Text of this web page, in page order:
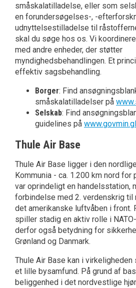
småskalatilladelse, eller som
en forundersøgelses-, -
udnyttelsestilladelse til
skal du søge hos os. Vi
med andre enheder, der støtter
myndighedsbehandlingen. Et
effektiv sagsbehandling.
Borger: Find
småskalatilladelser på
Selskab: Find
guidelines på www.govmin.gl
Thule Air Base
Thule Air Base ligger i den
Kommunia - ca. 1.200 km nord for
var oprindeligt en handelsstation,
forbindelse med 2. verdenskrig
det amerikanske luftvåben i front.
spiller stadig en aktiv rolle i
derfor også betydning for
Grønland og Danmark.
Thule Air Base kan i virkeligheden
et lille bysamfund. På grund af
beliggenhed i det nordvestlige